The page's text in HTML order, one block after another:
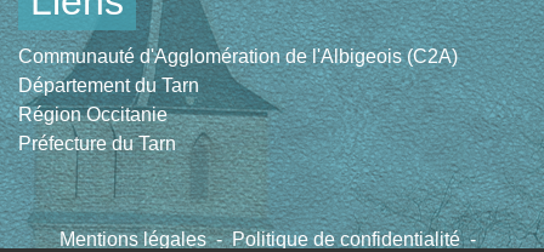
Communauté d'Agglomération de l'Albigeois (C2A)
Département du Tarn
Région Occitanie
Préfecture du Tarn
Mentions légales - Politique de confidentialité -